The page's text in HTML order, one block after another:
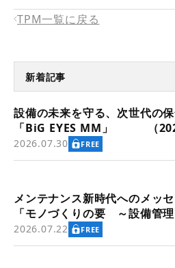
TPM一覧に戻る
新着記事
設備の未来を守る、次世代の
「BiG EYES MM」 （
TPM優秀商品賞 実効賞受賞）
2026.07.30 FREE
メンテナンス新時代へのメッ
「モノづくりの要 ～設備管
価値創造～」
2026.07.22 FREE